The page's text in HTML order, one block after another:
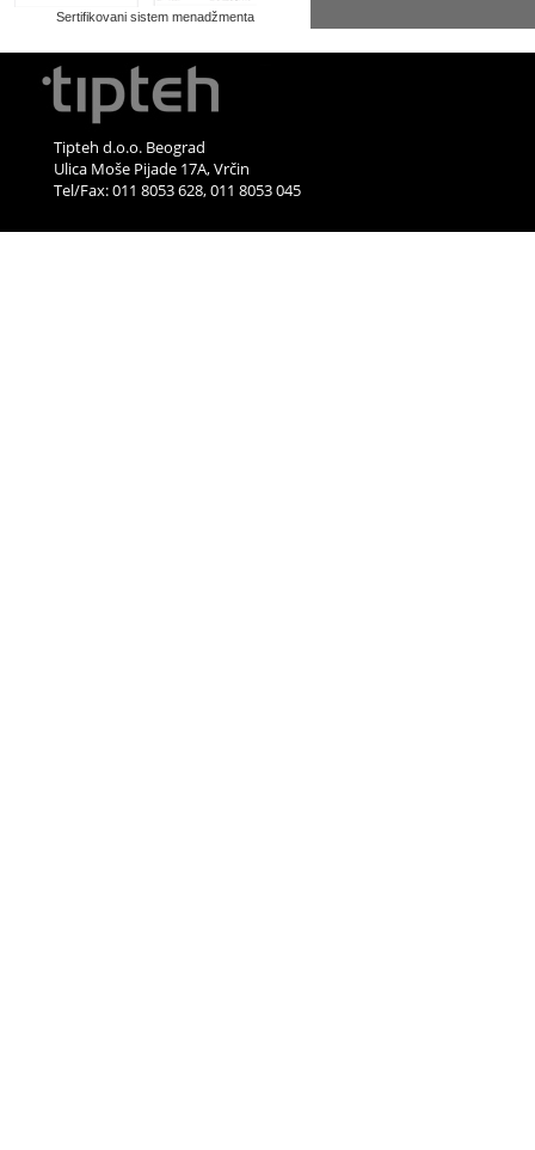
Sertifikovani sistem menadžmenta
Tipteh d.o.o. Beograd
Ulica Moše Pijade 17A, Vrčin
Tel/Fax: 011 8053 628, 011 8053 045